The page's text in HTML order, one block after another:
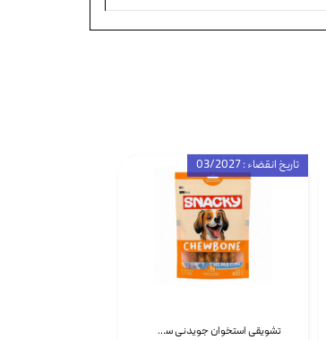
تشویقی استخوان جویدنی سگ اسنکی کرانچی با طعم مرغ Snacky Crunchy Munchy وزن 100 گرم
تاریخ انقضاء : 03/2027